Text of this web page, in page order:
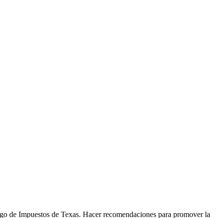
de Impuestos de Texas. Hacer recomendaciones para promover la